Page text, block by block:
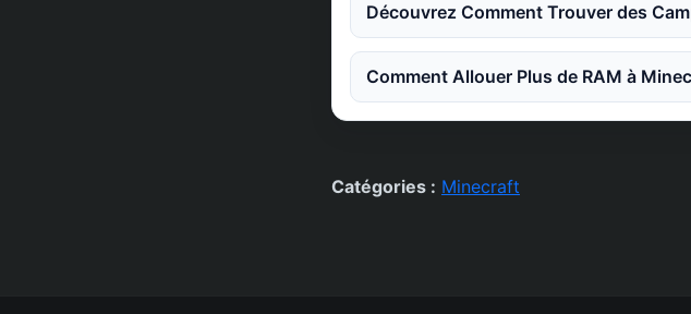
Découvrez Comment Trouver des
Comment Allouer Plus de RAM à
Catégories : Minecraft